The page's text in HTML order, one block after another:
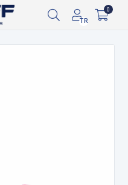
kargoya verilecektir.
TR
0